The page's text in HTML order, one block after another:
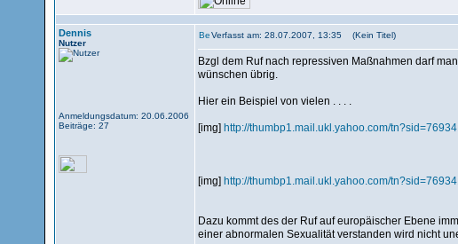
Dennis
Nutzer
Anmeldungsdatum: 20.06.2006
Beiträge: 27
Verfasst am: 28.07.2007, 13:35 (Kein Titel)
Bzgl dem Ruf nach repressiven Maßnahmen darf
wünschen übrig.
Hier ein Beispiel von vielen . . . .
[img] http://thumbp1.mail.ukl.yahoo.com/
[img] http://thumbp1.mail.ukl.yahoo.com/
Dazu kommt des der Ruf auf europäischer Ebene
einer abnormalen Sexualität verstanden wird nicht